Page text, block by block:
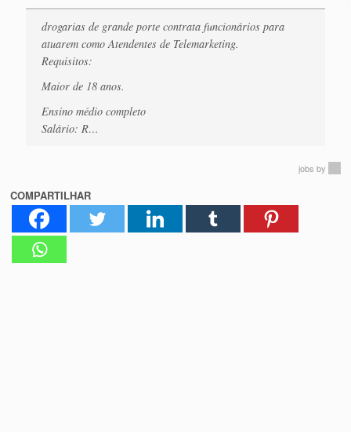
drogarias de grande porte contrata funcionários para
atuarem como Atendentes de Telemarketing.
Requisitos:
Maior de 18 anos.
Ensino médio completo
Salário: R…
jobs by
COMPARTILHAR